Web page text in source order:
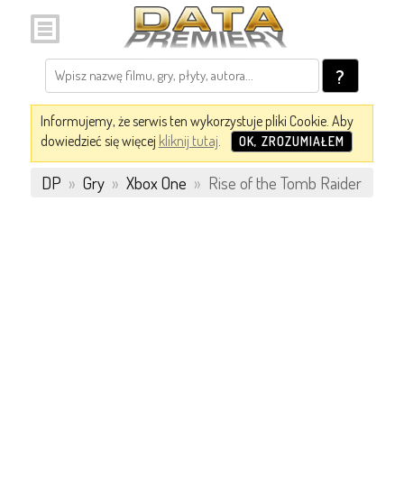
?
Informujemy, że serwis ten wykorzystuje pliki Cookie. Aby
dowiedzieć się więcej kliknij tutaj. OK, ZROZUMIAŁEM
DP » Gry » Xbox One » Rise of the Tomb Raider